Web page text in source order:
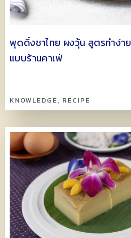
พุดดิ้งชาไทย ผงวุ้น สูตรทำง่า
แบบร้านคาเฟ่
KNOWLEDGE, RECIPE